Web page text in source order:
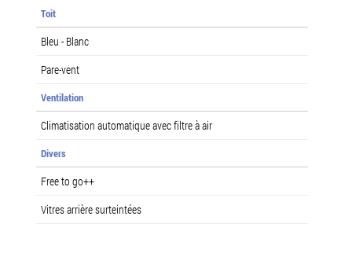
Toit
Bleu - Blanc
Pare-vent
Ventilation
Climatisation automatique avec filtre à air
Divers
Free to go++
Vitres arrière surteintées